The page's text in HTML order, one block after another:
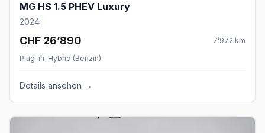
MG HS 1.5 PHEV Luxury
2024
CHF 26’890 7’972 km
Plug-in-Hybrid (Benzin)
Details ansehen →